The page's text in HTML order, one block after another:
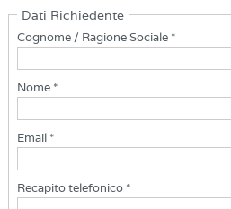
Dati Richiedente
Cognome / Ragione Sociale *
Nome *
Email *
Recapito telefonico *